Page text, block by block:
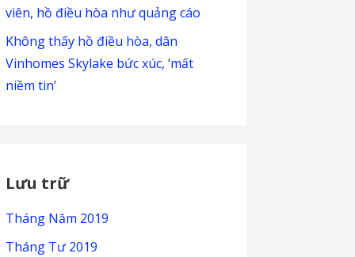
viên, hồ điều hòa như quảng cáo
Không thấy hồ điều hòa, dân
Vinhomes Skylake bức xúc, ‘mất
niềm tin’
Lưu trữ
Tháng Năm 2019
Tháng Tư 2019